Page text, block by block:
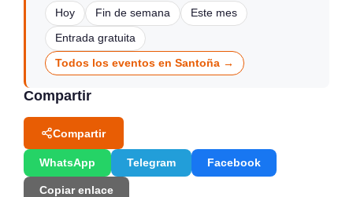
Hoy Fin de semana Este mes
Entrada gratuita
Todos los eventos en Santoña →
Compartir
Compartir
WhatsApp Telegram Facebook
Copiar enlace